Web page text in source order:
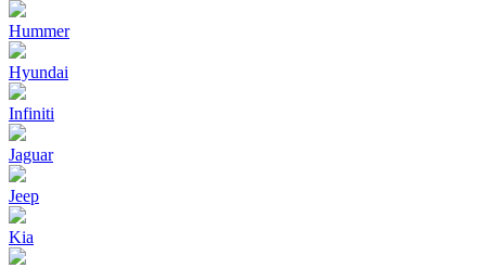
Hummer
Hyundai
Infiniti
Jaguar
Jeep
Kia